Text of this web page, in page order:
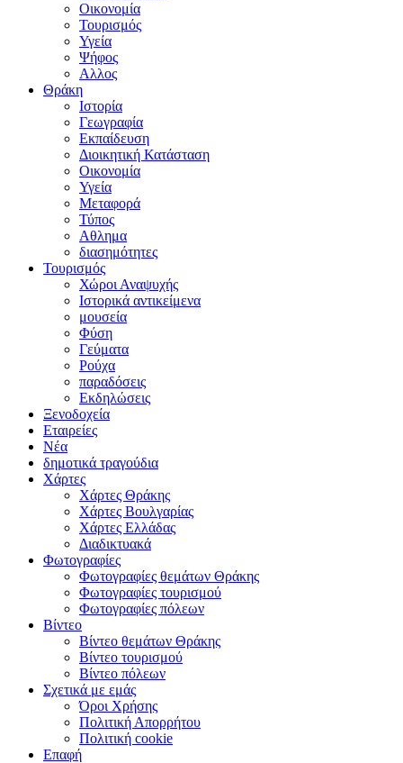
Οικονομία
Τουρισμός
Υγεία
Ψήφος
Αλλος
Θράκη
Ιστορία
Γεωγραφία
Εκπαίδευση
Διοικητική Κατάσταση
Οικονομία
Υγεία
Μεταφορά
Τύπος
Αθλημα
διασημότητες
Τουρισμός
Χώροι Αναψυχής
Ιστορικά αντικείμενα
μουσεία
Φύση
Γεύματα
Ρούχα
παραδόσεις
Εκδηλώσεις
Ξενοδοχεία
Εταιρείες
Νέα
δημοτικά τραγούδια
Χάρτες
Χάρτες Θράκης
Χάρτες Βουλγαρίας
Χάρτες Ελλάδας
Διαδικτυακά
Φωτογραφίες
Φωτογραφίες θεμάτων Θράκης
Φωτογραφίες τουρισμού
Φωτογραφίες πόλεων
Βίντεο
Βίντεο θεμάτων Θράκης
Βίντεο τουρισμού
Βίντεο πόλεων
Σχετικά με εμάς
Όροι Χρήσης
Πολιτική Απορρήτου
Πολιτική cookie
Επαφή